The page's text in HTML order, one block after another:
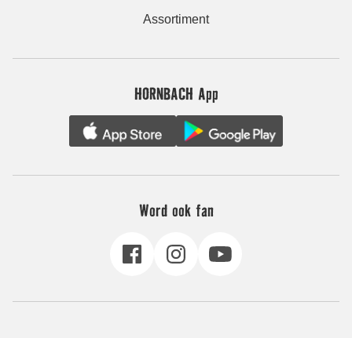
Assortiment
HORNBACH App
Word ook fan